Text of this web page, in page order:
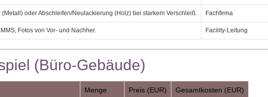
(Metall) oder Abschleifen/Neulackierung (Holz) bei starkem Verschleiß. Fachfirma
Fotos von Vor‑ und Nachher. Facility‑Leitung
(Büro‑Gebäude)
Menge Preis (EUR) Gesamtkosten (EUR)